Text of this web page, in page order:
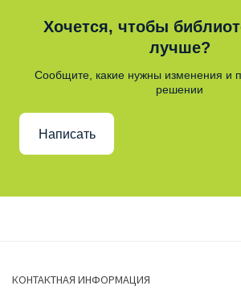
Хочется, чтобы
лучше?
Сообщите, какие нужны изменения и
решении
Написать
КОНТАКТНАЯ ИНФОРМАЦИЯ